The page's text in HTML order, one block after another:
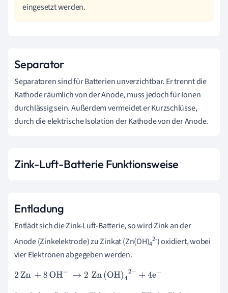
eingesetzt werden.
Separator
Separatoren sind für Batterien unverzichtbar. Er trennt die
Kathode räumlich von der Anode, muss jedoch für Ionen
durchlässig sein. Außerdem vermeidet er Kurzschlüsse,
durch die elektrische Isolation der Kathode von der Anode.
Zink-Luft-Batterie Funktionsweise
Entladung
Entlädt sich die Zink-Luft-Batterie, so wird Zink an der
Anode (Zinkelektrode) zu Zinkat (Zn(OH)4
2-) oxidiert, wobei
vier Elektronen abgegeben werden.
2Zn+ 8OH-→2Zn OH) 42 -+4e-